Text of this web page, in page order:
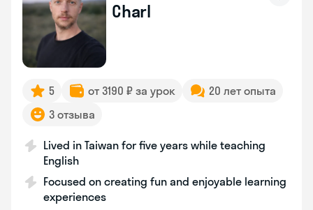
Charl
5 от 3190 ₽ за урок
20 лет опыта
3 отзыва
Lived in Taiwan for five years while teaching
English
Focused on creating fun and enjoyable learning
experiences